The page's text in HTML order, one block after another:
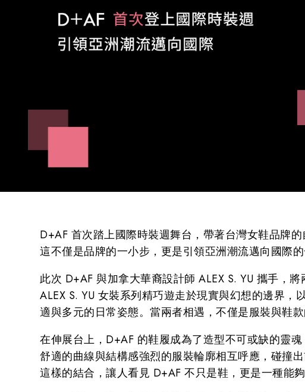
D+AF 首次踏上國際時裝週舞台，帶著台灣女鞋品牌
這不僅是品牌的一小步，更是引領亞洲潮流邁向國際的
此次 D+AF 與加拿大華裔設計師 ALEX S. YU 攜手，將
ALEX S. YU 女裝系列精巧遊走於現實與幻想的邊界
適與多元的日常姿態。當兩者相遇，不僅是服裝與鞋
在伸展台上，D+AF 的鞋履成為了造型不可或缺的靈
舒適的曲線與結構感強烈的服裝輪廓相互呼應，碰撞
這樣的結合，讓人看見 D+AF 不只是鞋，更是一種能